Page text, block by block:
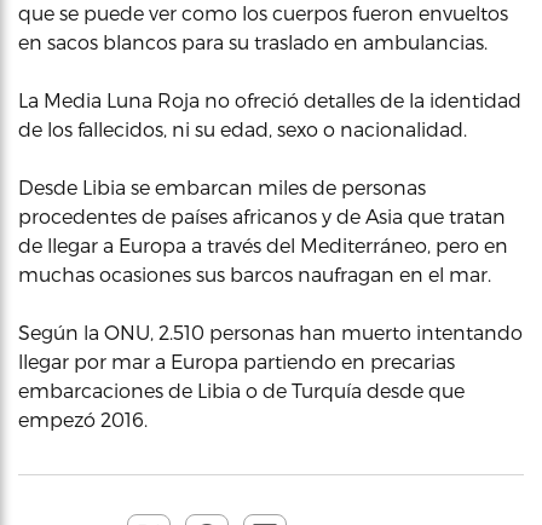
que se puede ver como los cuerpos fueron envueltos
en sacos blancos para su traslado en ambulancias.
La Media Luna Roja no ofreció detalles de la identidad
de los fallecidos, ni su edad, sexo o nacionalidad.
Desde Libia se embarcan miles de personas
procedentes de países africanos y de Asia que tratan
de llegar a Europa a través del Mediterráneo, pero en
muchas ocasiones sus barcos naufragan en el mar.
Según la ONU, 2.510 personas han muerto intentando
llegar por mar a Europa partiendo en precarias
embarcaciones de Libia o de Turquía desde que
empezó 2016.